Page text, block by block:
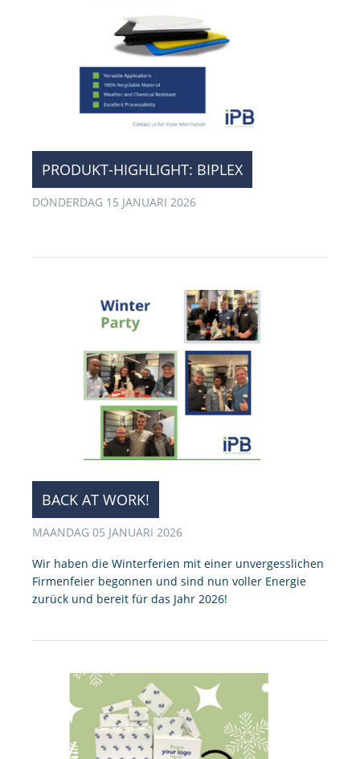
PRODUKT-HIGHLIGHT: BIPLEX
DONDERDAG 15 JANUARI 2026
BACK AT WORK!
MAANDAG 05 JANUARI 2026
Wir haben die Winterferien mit einer unvergesslichen
Firmenfeier begonnen und sind nun voller Energie
zurück und bereit für das Jahr 2026!